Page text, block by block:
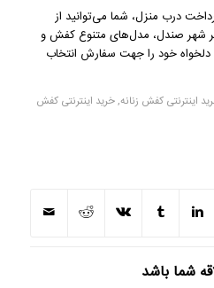
درب منزل، شما می‌توانید از
شهر صندل، مدل‌های متنوع کفش و
دلخواه خود را جهت سفارش انتخاب
اینترنتی کفش زنانه,خرید اینترنتی کفش
شما باشد